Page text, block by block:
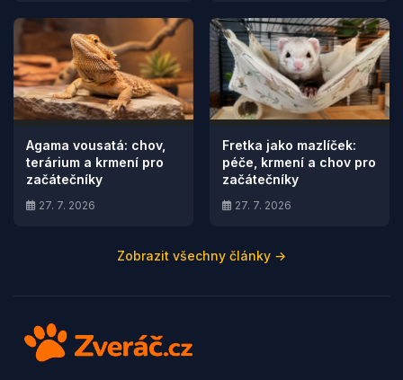
Agama vousatá: chov,
terárium a krmení pro
začátečníky
27. 7. 2026
Fretka jako mazlíček:
péče, krmení a chov pro
začátečníky
27. 7. 2026
Zobrazit všechny články →